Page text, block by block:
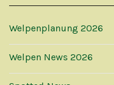
Welpenplanung 2026
Welpen News 2026